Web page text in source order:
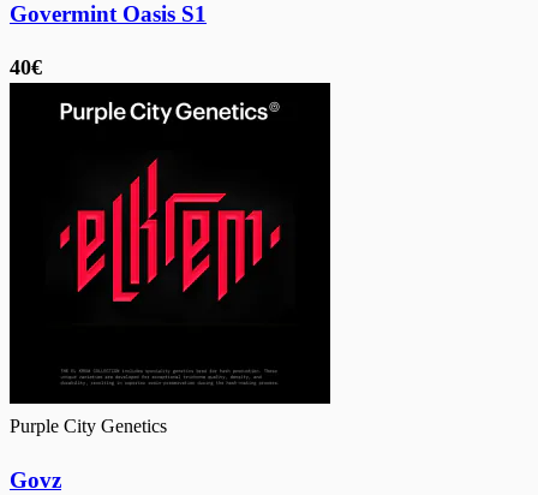
Govermint Oasis S1
40€
Purple City Genetics
Govz